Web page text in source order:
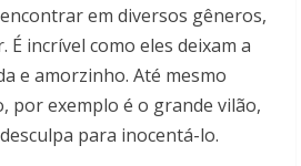
em diversos gêneros,
incrível como eles deixam a
e amorzinho. Até mesmo
por exemplo é o grande vilão,
para inocentá-lo.